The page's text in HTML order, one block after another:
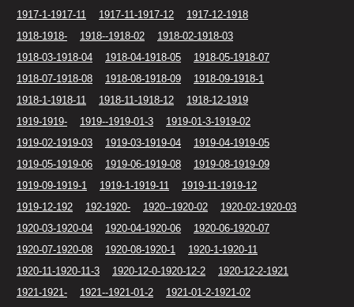
1917-1-1917-11
1917-11-1917-12
1917-12-1918
1918-1918-
1918--1918-02
1918-02-1918-03
1918-03-1918-04
1918-04-1918-05
1918-05-1918-07
1918-07-1918-08
1918-08-1918-09
1918-09-1918-1
1918-1-1918-11
1918-11-1918-12
1918-12-1919
1919-1919-
1919--1919-01-3
1919-01-3-1919-02
1919-02-1919-03
1919-03-1919-04
1919-04-1919-05
1919-05-1919-06
1919-06-1919-08
1919-08-1919-09
1919-09-1919-1
1919-1-1919-11
1919-11-1919-12
1919-12-192
192-1920- 1920--1920-02
1920-02-1920-03
1920-03-1920-04
1920-04-1920-06
1920-06-1920-07
1920-07-1920-08
1920-08-1920-1
1920-1-1920-11
1920-11-1920-11-3
1920-12-0-1920-12-2
1920-12-2-1921
1921-1921-
1921--1921-01-2
1921-01-2-1921-02